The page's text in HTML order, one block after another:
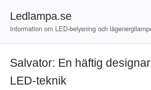
content
Ledlampa.se
Information om LED-belysning och
Salvator: En häftig
LED-teknik